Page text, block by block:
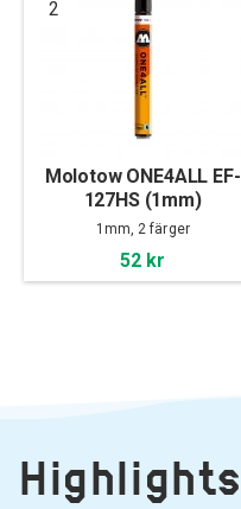
2
Molotow ONE4ALL EF-
127HS (1mm)
1mm, 2 färger
52 kr
Highlights